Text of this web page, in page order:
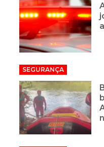
SEGURANÇA